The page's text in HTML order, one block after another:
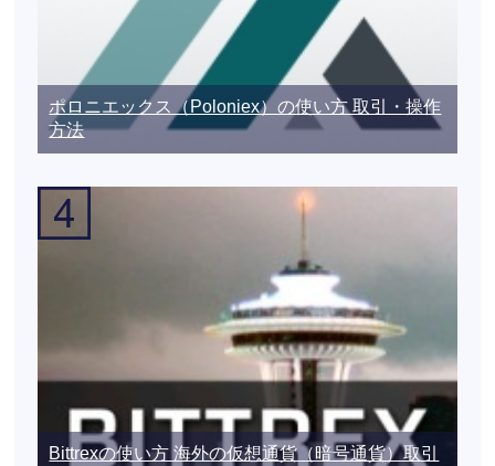
ポロニエックス（Poloniex）の使い方 取引・操作
方法
Bittrexの使い方 海外の仮想通貨（暗号通貨）取引